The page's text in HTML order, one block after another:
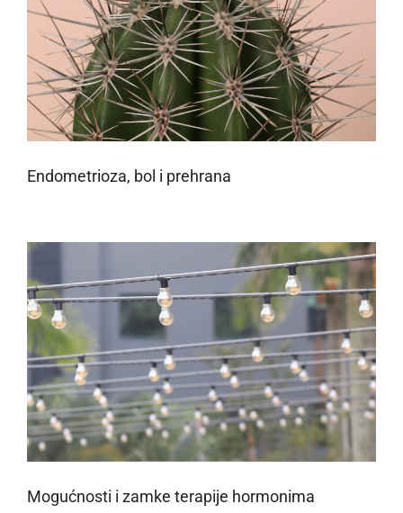
Endometrioza, bol i prehrana
Mogućnosti i zamke terapije hormonima